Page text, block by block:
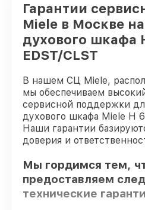
Гарантии
Miele в Москве
духового шкафа
EDST/CLST
В нашем СЦ Miele,
мы обеспечиваем
сервисной поддержки
духового шкафа Miele H
Наши гарантии
доверия и
Мы гордимся тем,
предоставляем
технические